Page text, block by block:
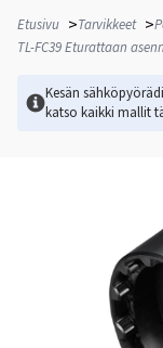
Etusivu >Tarvikkeet >
TL-FC39 Eturattaan
Kesän
katso kaikki mallit